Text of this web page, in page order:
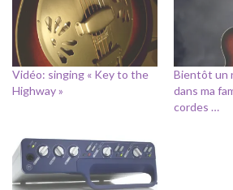
Vidéo: singing « Key to the
Highway »
Bientôt un
dans ma
cordes …